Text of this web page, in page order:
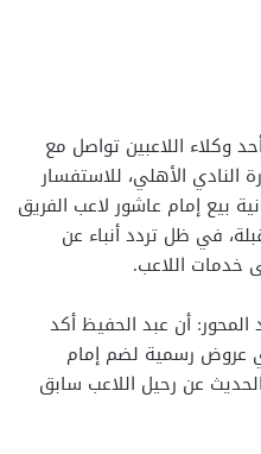
وكلاء اللاعبين تواصل مع
الأهلي، للاستفسار
بيع إمام عاشور لاعب الفريق
في ظل تردد أنباء عن
خدمات اللاعب.
أن عبد الحفيظ أكد
عروض رسمية لضم إمام
عن رحيل اللاعب سابق